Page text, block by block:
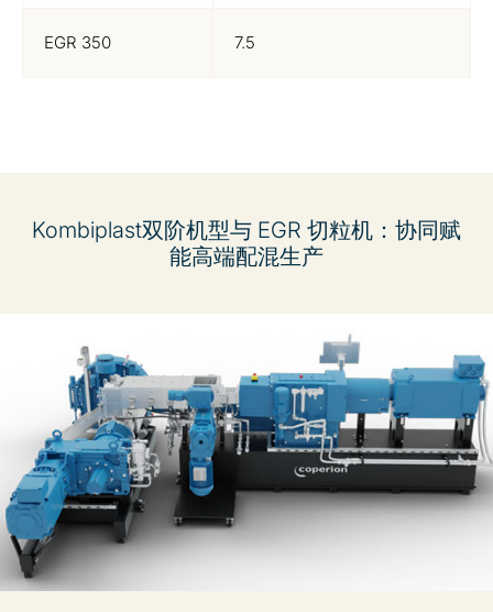
EGR 350 7.5
Kombiplast双阶机型与 EGR 切粒机：协同赋
能高端配混生产